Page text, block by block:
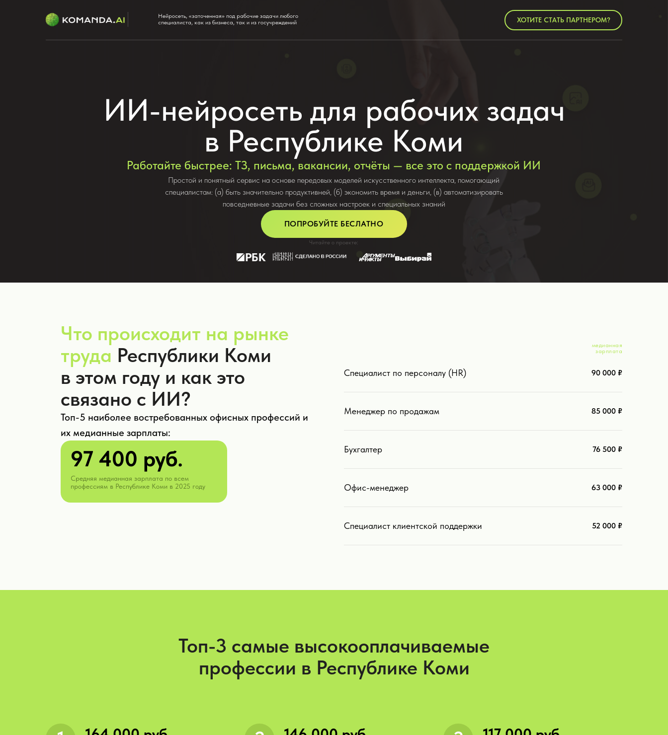
Нейросеть, «заточенная» под рабочие задачи любого
специалиста, как из бизнеса, так и из госучреждений
ИИ-нейросеть для рабочих задач
в Республике Коми
Работайте быстрее: ТЗ, письма, вакансии, отчёты — все это с поддержкой ИИ
Простой и понятный сервис на основе передовых моделей искусственного интеллекта, помогающий
специалистам: (а) быть значительно продуктивней, (б) экономить время и деньги, (в) автоматизировать
повседневные задачи без сложных настроек и специальных знаний
ПОПРОБУЙТЕ БЕСЛАТНО
Читайте о проекте:
ХОТИТЕ СТАТЬ ПАРТНЕРОМ?
Что происходит на рынке
труда Республики Коми
в этом году и как это
связано с ИИ?
Топ-5 наиболее востребованных офисных профессий и
их медианные зарплаты:
97 400 руб.
Средняя медианная зарплата по всем
профессиям в Республике Коми в 2025 году
медианная
зарплата
Специалист по персоналу (HR) 90 000 ₽
Менеджер по продажам 85 000 ₽
Бухгалтер 76 500 ₽
Офис-менеджер 63 000 ₽
Специалист клиентской поддержки 52 000 ₽
Топ-3 самые высокооплачиваемые
профессии в Республике Коми